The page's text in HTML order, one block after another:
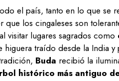
el país, tanto en lo que se
que los cingaleses son
visitar lugares sagrados como
higuera traído desde la India y
Buda recibió la
histórico más antiguo